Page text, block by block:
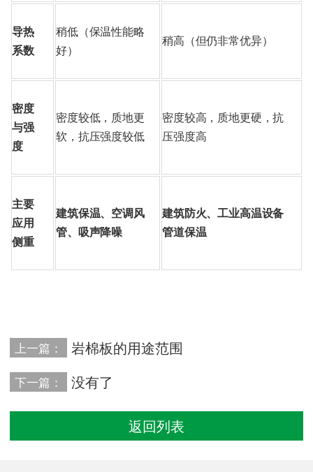
导热
系数
稍低（保温性能略
好）
稍高（但仍非常优异）
密度
与强
度
密度较低，质地更
软，抗压强度较低
密度较高，质地更硬，抗
压强度高
主要
应用
侧重
建筑保温、空调风
管、吸声降噪
建筑防火、工业高温设备
管道保温
上一篇： 岩棉板的用途范围
下一篇： 没有了
返回列表